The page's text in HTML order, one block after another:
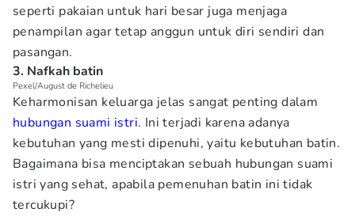
seperti pakaian untuk hari besar juga menjaga
penampilan agar tetap anggun untuk diri sendiri dan
pasangan.
3. Nafkah batin
Pexel/August de Richelieu
Keharmonisan keluarga jelas sangat penting dalam
hubungan suami istri. Ini terjadi karena adanya
kebutuhan yang mesti dipenuhi, yaitu kebutuhan batin.
Bagaimana bisa menciptakan sebuah hubungan suami
istri yang sehat, apabila pemenuhan batin ini tidak
tercukupi?